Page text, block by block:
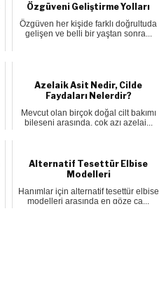
Özgüveni Geliştirme Yolları
Özgüven her kişide farklı doğrultuda
gelişen ve belli bir yaştan sonra...
Azelaik Asit Nedir, Cilde
Faydaları Nelerdir?
Mevcut olan birçok doğal cilt bakımı
bileşeni arasında, çok azı azelai...
Alternatif Tesettür Elbise
Modelleri
Hanımlar için alternatif tesettür elbise
modelleri arasında en göze ça...